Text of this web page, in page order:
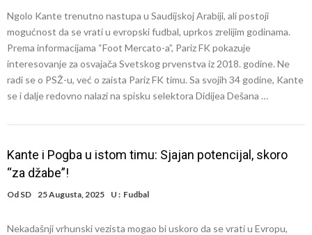
Ngolo Kante trenutno nastupa u Saudijskoj Arabiji, ali postoji
mogućnost da se vrati u evropski fudbal, uprkos zrelijim godinama.
Prema informacijama “Foot Mercato-a”, Pariz FK pokazuje
interesovanje za osvajača Svetskog prvenstva iz 2018. godine. Ne
radi se o PSŽ-u, već o zaista Pariz FK timu. Sa svojih 34 godine, Kante
se i dalje redovno nalazi na spisku selektora Didijea Dešana …
Kante i Pogba u istom timu: Sjajan potencijal, skoro
“za džabe”!
Od SD 25 Augusta, 2025 U : Fudbal
Nekadašnji vrhunski vezista mogao bi uskoro da se vrati u Evropu,